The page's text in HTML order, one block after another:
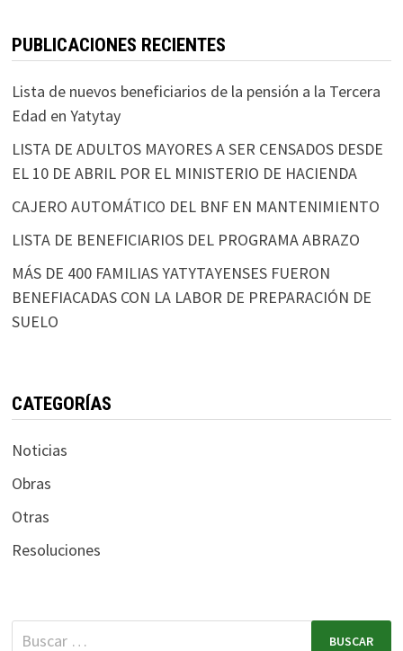
PUBLICACIONES RECIENTES
Lista de nuevos beneficiarios de la pensión a la Tercera
Edad en Yatytay
LISTA DE ADULTOS MAYORES A SER CENSADOS DESDE
EL 10 DE ABRIL POR EL MINISTERIO DE HACIENDA
CAJERO AUTOMÁTICO DEL BNF EN MANTENIMIENTO
LISTA DE BENEFICIARIOS DEL PROGRAMA ABRAZO
MÁS DE 400 FAMILIAS YATYTAYENSES FUERON
BENEFIACADAS CON LA LABOR DE PREPARACIÓN DE
SUELO
CATEGORÍAS
Noticias
Obras
Otras
Resoluciones